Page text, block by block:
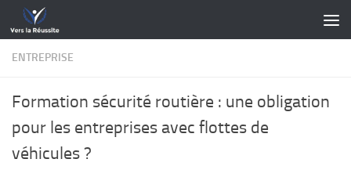
Skip to content
ENTREPRISE
Formation sécurité routière : une obligation
pour les entreprises avec flottes de
véhicules ?